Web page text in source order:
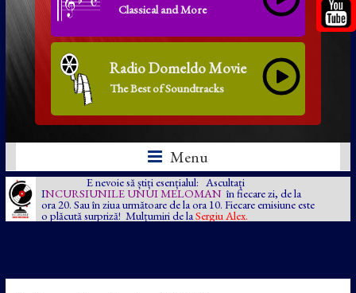
Classical and More
Radio Domeldo Movie
The Best of Soundtracks
Menu
E nevoie să știți esențialul: Ascultați
INCURSIUNILE UNUI MELOMAN în fiecare zi, de la
ora 20. Sau în ziua următoare de la ora 10. Fiecare emisiune este
o plăcută surpriză! Mulțumiri de la Sergiu Alex.